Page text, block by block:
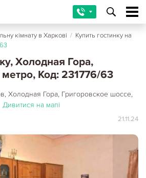
кімнату в Харкові / Купить гостинку на
Холодная Гора,
Код: 231776/63
Холодная Гора, Григоровское шоссе,
Дивитися на мапі
21.11.24